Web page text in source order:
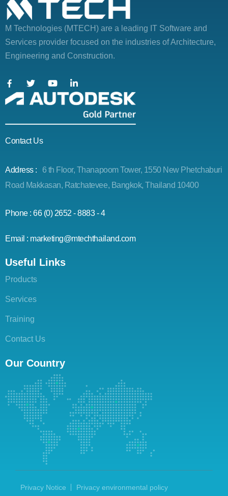
M Technologies (MTECH) are a leading IT Software and
Services provider focused on the industries of Architecture,
Engineering and Construction.
Contact Us
Address :
6 th Floor, Thanapoom Tower, 1550 New Phetchaburi
Road Makkasan, Ratchatevee, Bangkok, Thailand 10400
Phone : 66 (0) 2652 - 8883 - 4
Email : marketing@mtechthailand.com
Useful Links
Products
Services
Training
Contact Us
Our Country
Privacy Notice Privacy environmental policy